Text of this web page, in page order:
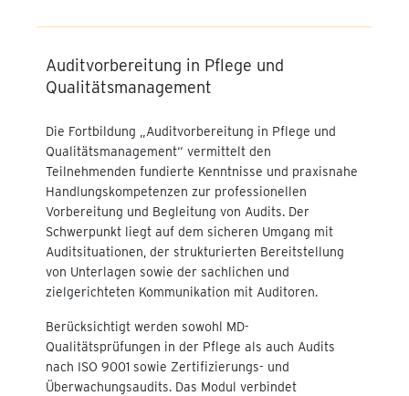
Auditvorbereitung in Pflege und
Qualitätsmanagement
Die Fortbildung „Auditvorbereitung in Pflege und
Qualitätsmanagement“ vermittelt den
Teilnehmenden fundierte Kenntnisse und praxisnahe
Handlungskompetenzen zur professionellen
Vorbereitung und Begleitung von Audits. Der
Schwerpunkt liegt auf dem sicheren Umgang mit
Auditsituationen, der strukturierten Bereitstellung
von Unterlagen sowie der sachlichen und
zielgerichteten Kommunikation mit Auditoren.
Berücksichtigt werden sowohl MD-
Qualitätsprüfungen in der Pflege als auch Audits
nach ISO 9001 sowie Zertifizierungs- und
Überwachungsaudits. Das Modul verbindet